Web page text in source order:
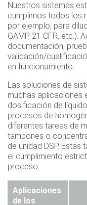
Nuestros sistemas
cumplimos todos los
por ejemplo, para
GAMP, 21 CFR, etc.).
documentación,
validación/
en funcionamiento.
Las soluciones de
muchas aplicaciones
dosificación de
procesos de
diferentes tareas de
tampones o
de unidad DSP.
el cumplimiento
proceso.
Aplicaciones
de los